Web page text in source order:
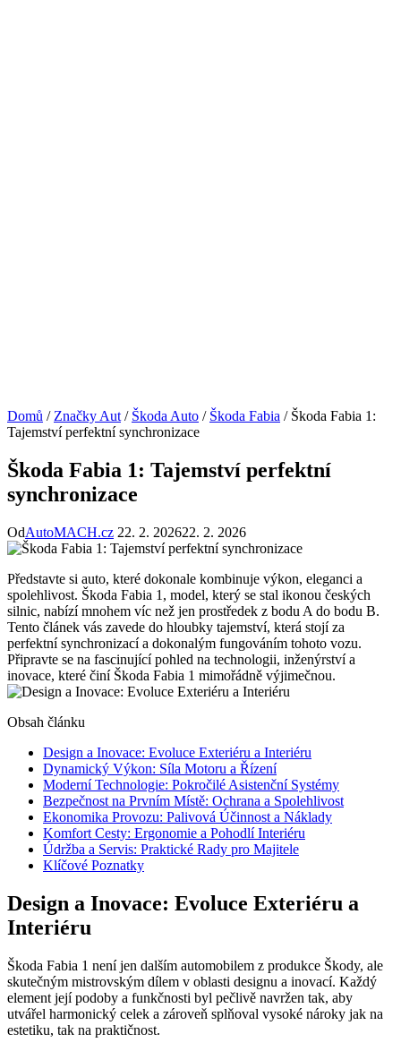
Domů / Značky Aut / Škoda Auto / Škoda Fabia / Škoda Fabia 1:
Tajemství perfektní synchronizace
Škoda Fabia 1: Tajemství perfektní
synchronizace
OdAutoMACH.cz 22. 2. 202622. 2. 2026
Představte si auto, které dokonale kombinuje výkon, eleganci a
spolehlivost. Škoda Fabia 1, model, který se stal ikonou českých
silnic, nabízí mnohem víc než jen prostředek z bodu A do bodu B.
Tento článek vás zavede do hloubky tajemství, která stojí za
perfektní synchronizací a dokonalým fungováním tohoto vozu.
Připravte se na fascinující pohled na technologii, inženýrství a
inovace, které činí Škoda Fabia 1 mimořádně výjimečnou.
Obsah článku
Design a Inovace: Evoluce Exteriéru a Interiéru
Dynamický Výkon: Síla Motoru a Řízení
Moderní Technologie: Pokročilé Asistenční Systémy
Bezpečnost na Prvním Místě: Ochrana a Spolehlivost
Ekonomika Provozu: Palivová Účinnost a Náklady
Komfort Cesty: Ergonomie a Pohodlí Interiéru
Údržba a Servis: Praktické Rady pro Majitele
Klíčové Poznatky
Design a Inovace: Evoluce Exteriéru a
Interiéru
Škoda Fabia 1 není jen dalším automobilem z produkce Škody, ale
skutečným mistrovským dílem v oblasti designu a inovací. Každý
element její podoby a funkčnosti byl pečlivě navržen tak, aby
utvářel harmonický celek a zároveň splňoval vysoké nároky jak na
estetiku, tak na praktičnost.